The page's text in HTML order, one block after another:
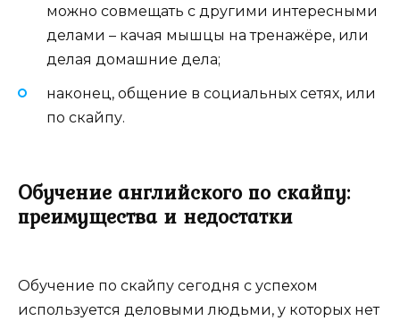
можно совмещать с другими интересными
делами – качая мышцы на тренажёре, или
делая домашние дела;
наконец, общение в социальных сетях, или
по скайпу.
Обучение английского по скайпу:
преимущества и недостатки
Обучение по скайпу сегодня с успехом
используется деловыми людьми, у которых нет